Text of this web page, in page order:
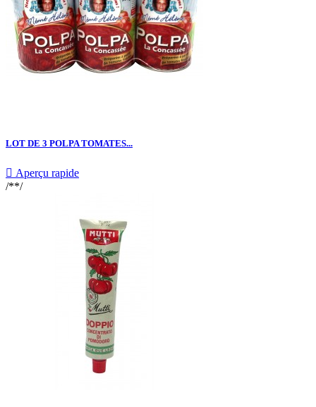
LOT DE 3 POLPA TOMATES...
 Aperçu rapide
/**/